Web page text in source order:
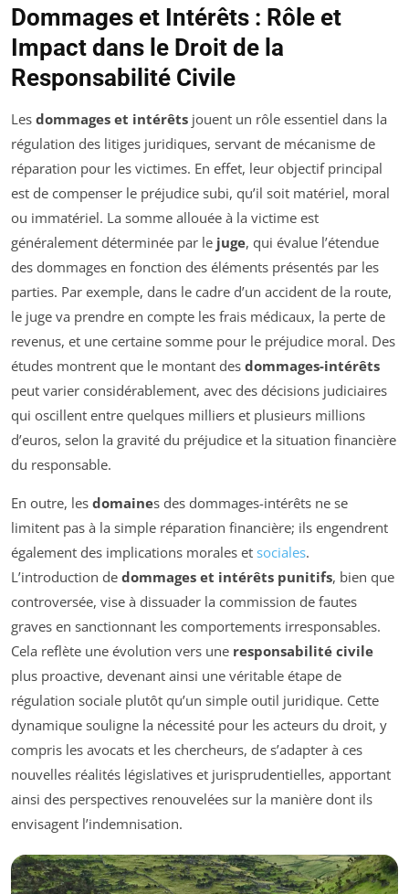
Dommages et Intérêts : Rôle et
Impact dans le Droit de la
Responsabilité Civile
Les dommages et intérêts jouent un rôle essentiel dans la
régulation des litiges juridiques, servant de mécanisme de
réparation pour les victimes. En effet, leur objectif principal
est de compenser le préjudice subi, qu’il soit matériel, moral
ou immatériel. La somme allouée à la victime est
généralement déterminée par le juge, qui évalue l’étendue
des dommages en fonction des éléments présentés par les
parties. Par exemple, dans le cadre d’un accident de la route,
le juge va prendre en compte les frais médicaux, la perte de
revenus, et une certaine somme pour le préjudice moral. Des
études montrent que le montant des dommages-intérêts
peut varier considérablement, avec des décisions judiciaires
qui oscillent entre quelques milliers et plusieurs millions
d’euros, selon la gravité du préjudice et la situation financière
du responsable.
En outre, les domaines des dommages-intérêts ne se
limitent pas à la simple réparation financière; ils engendrent
également des implications morales et sociales.
L’introduction de dommages et intérêts punitifs, bien que
controversée, vise à dissuader la commission de fautes
graves en sanctionnant les comportements irresponsables.
Cela reflète une évolution vers une responsabilité civile
plus proactive, devenant ainsi une véritable étape de
régulation sociale plutôt qu’un simple outil juridique. Cette
dynamique souligne la nécessité pour les acteurs du droit, y
compris les avocats et les chercheurs, de s’adapter à ces
nouvelles réalités législatives et jurisprudentielles, apportant
ainsi des perspectives renouvelées sur la manière dont ils
envisagent l’indemnisation.